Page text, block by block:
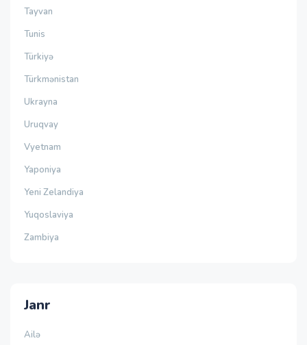
Tayvan
Tunis
Türkiyə
Türkmənistan
Ukrayna
Uruqvay
Vyetnam
Yaponiya
Yeni Zelandiya
Yuqoslaviya
Zambiya
Janr
Ailə